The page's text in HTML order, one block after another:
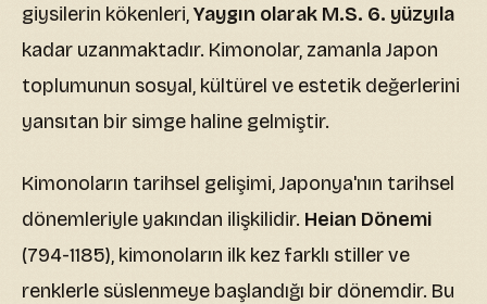
giysilerin kökenleri,Yaygın olarak M.S. 6. yüzyıla
kadar uzanmaktadır. Kimonolar, zamanla Japon
toplumunun sosyal, kültürel ve estetik değerlerini
yansıtan bir simge haline gelmiştir.
Kimonoların tarihsel gelişimi, Japonya'nın tarihsel
dönemleriyle yakından ilişkilidir. Heian Dönemi
(794-1185), kimonoların ilk kez farklı stiller ve
renklerle süslenmeye başlandığı bir dönemdir. Bu